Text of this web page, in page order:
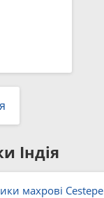
Індія
махрові Cestepe